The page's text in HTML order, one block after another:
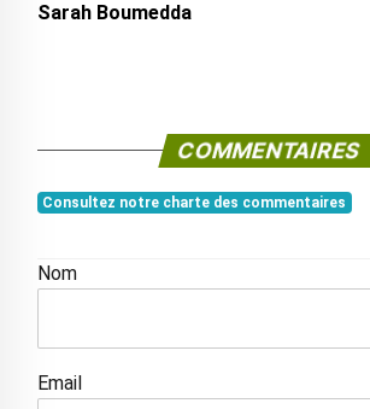
Sarah Boumedda
COMMENTAIRES
Consultez notre charte des commentaires
Nom
Email